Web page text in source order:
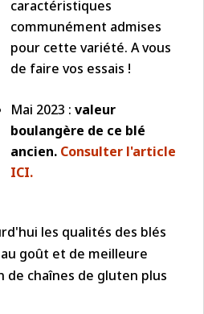
caractéristiques
communément admises
pour cette variété. A vous
de faire vos essais !
Mai 2023 : valeur
boulangère de ce blé
ancien. Consulter l'article
ICI.
les qualités des blés
goût et de meilleure
de chaînes de gluten plus